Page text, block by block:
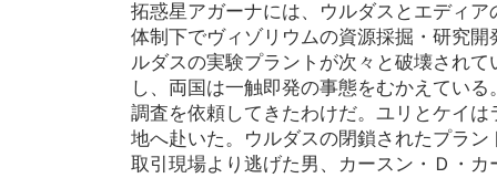
拓惑星アガーナには、ウルダスとエディ
体制下でヴィゾリウムの資源採掘・研究
ルダスの実験プラントが次々と破壊され
し、両国は一触即発の事態をむかえてい
調査を依頼してきたわけだ。ユリとケイ
地へ赴いた。ウルダスの閉鎖されたプラ
取引現場より逃げた男、カースン・Ｄ・